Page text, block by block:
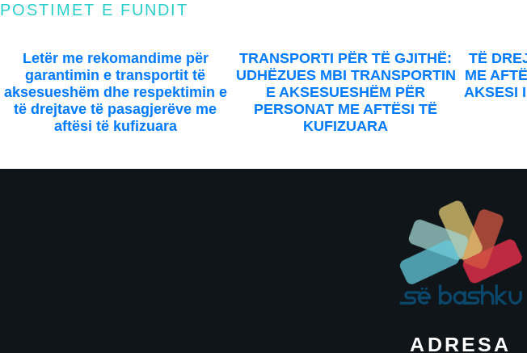
POSTIMET E FUNDIT
Letër me rekomandime për
garantimin e transportit të
aksesueshëm dhe respektimin e
të drejtave të pasagjerëve me
aftësi të kufizuara
TRANSPORTI PËR TË GJITHË:
UDHËZUES MBI TRANSPORTIN
E AKSESUESHËM PËR
PERSONAT ME AFTËSI TË
KUFIZUARA
TË
ME
AKSESI
ADRESA
Add
Sing up for our emails and get inspiring stories